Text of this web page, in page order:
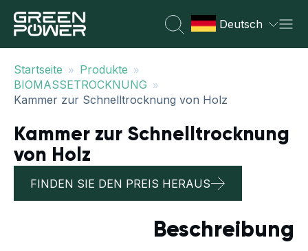
Deutsch
Startseite » Produkte »
BIOMASSETROCKNUNG »
Kammer zur Schnelltrocknung von Holz
Kammer zur Schnelltrocknung
von Holz
FINDEN SIE DEN PREIS HERAUS
Beschreibung